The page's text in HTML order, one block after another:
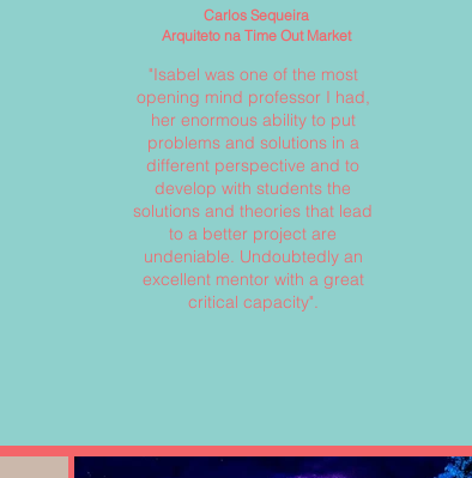
Carlos Sequeira
Arquiteto na Time Out Market
"Isabel was one of the most
opening mind professor I had,
her enormous ability to put
problems and solutions in a
different perspective and to
develop with students the
solutions and theories that lead
to a better project are
undeniable. Undoubtedly an
excellent mentor with a great
critical capacity".